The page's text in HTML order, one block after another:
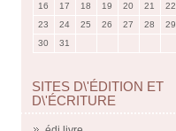
16
17 18 19 20 21
22
23
24 25 26 27 28
29
30
31
SITES D\'ÉDITION ET
D\'ÉCRITURE